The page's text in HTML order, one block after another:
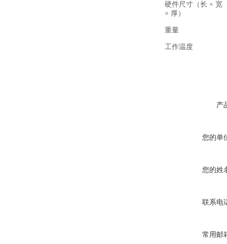
硬件尺寸（长 × 宽
× 厚）
重量
工作温度
产
您的单
您的姓
联系电
常用邮